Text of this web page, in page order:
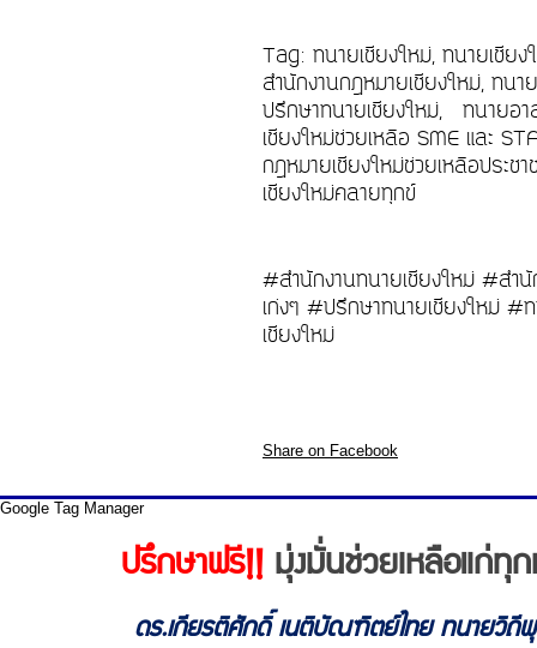
Tag: ทนายเชียงใหม่, ทนายเชีย
สำนักงานกฎหมายเชียงใหม่, ทนา
ปรึกษาทนายเชียงใหม่, ทนายอา
เชียงใหม่ช่วยเหลือ SME และ
กฎหมายเชียงใหม่ช่วยเหลือประช
เชียงใหม่คลายทุกข์
#สำนักงานทนายเชียงใหม่ #สำ
เก่งๆ #ปรึกษาทนายเชียงใหม่ #
เชียงใหม่
Share on Facebook
Google Tag Manager
ปรึกษาฟรี!! มุ่งมั่นช่วยเหลือแก่ทุ
ดร.เกียรติศักดิ์ เนติบัณฑิตย์ไทย ทนายวิถีพุ